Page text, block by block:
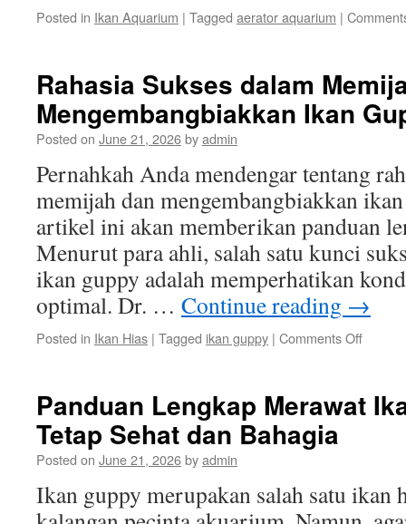
Posted in Ikan Aquarium | Tagged aerator aquarium |
Rahasia Sukses dalam
Mengembangbiakkan Ikan
Posted on June 21, 2026byadmin
Pernahkah Anda mendengar tentang
memijah dan mengembangbiakkan
artikel ini akan memberikan panduan
Menurut para ahli, salah satu kunci
ikan guppy adalah memperhatikan
optimal. Dr. … Continue reading →
Posted in Ikan Hias | Tagged ikan guppy | Comments Offon
Panduan Lengkap Merawat
Tetap Sehat dan Bahagia
Posted on June 21, 2026byadmin
Ikan guppy merupakan salah satu ikan